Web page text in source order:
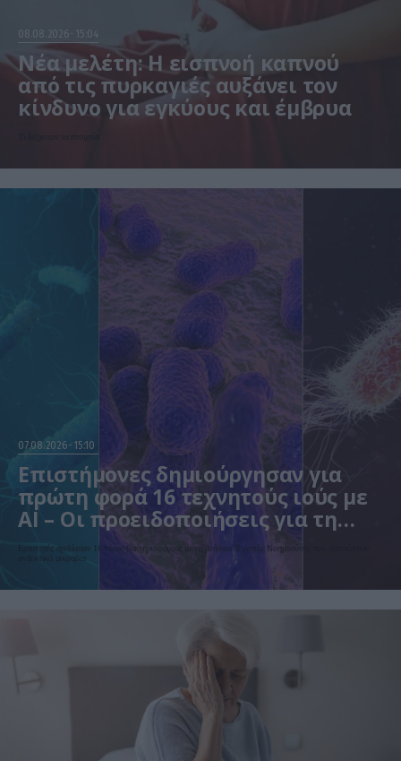
08.08.2026 15:04
Νέα μελέτη: Η εισπνοή καπνού
από τις πυρκαγιές αυξάνει τον
κίνδυνο για εγκύους και έμβρυα
07.08.2026 15:10
Επιστήμονες δημιούργησαν για
πρώτη φορά 16 τεχνητούς ιούς με
AI – Οι προειδοποιήσεις για τη
βιοασφάλεια
Ερευνητές σχεδίασαν 16 νέους βακτηριοφάγους με τη βοήθεια Τεχνητής Νοημοσύνης που εξοντώνουν
ανθεκτικά μικρόβια